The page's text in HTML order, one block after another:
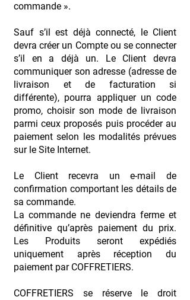
commande ».
Sauf s’il est déjà connecté, le Client
devra créer un Compte ou se connecter
s’il en a déjà un. Le Client devra
communiquer son adresse (adresse de
livraison et de facturation si
différente), pourra appliquer un code
promo, choisir son mode de livraison
parmi ceux proposés puis procéder au
paiement selon les modalités prévues
sur le Site Internet.
Le Client recevra un e-mail de
confirmation comportant les détails de
sa commande.
La commande ne deviendra ferme et
définitive qu’après paiement du prix.
Les Produits seront expédiés
uniquement après réception du
paiement par COFFRETIERS.
COFFRETIERS se réserve le droit